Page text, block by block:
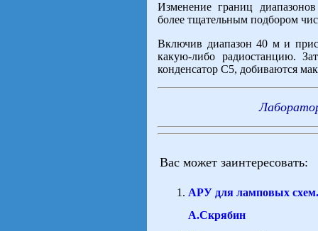
Изменение границ
более тщательным подбором
Включив диапазон 40 м и
какую-либо радиостанцию.
конденсатор С5, добиваются
Вас может заинтересовать:
АРУ для ламповых схем.
А.Скрябин